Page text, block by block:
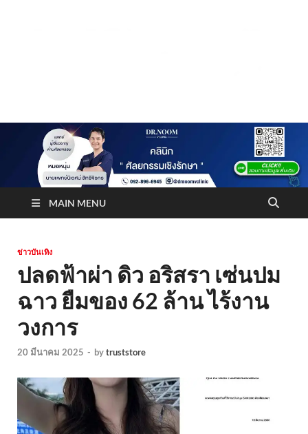
Truststoreonline
MAIN MENU
ข่าวบันเทิง
ปลดฟ้าผ่า ดิว อริสรา เซ่นปม
ฉาว ยืมของ 62 ล้าน ไร้งาน
วงการ
20 มีนาคม 2025 - bytruststore